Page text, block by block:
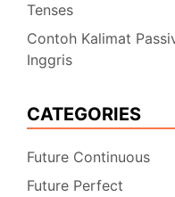
Tenses
Contoh Kalimat
Inggris
CATEGORIES
Future Continuous
Future Perfect